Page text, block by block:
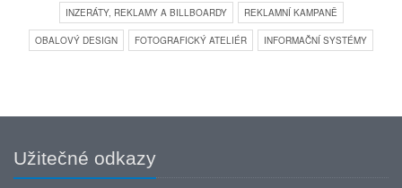
INZERÁTY, REKLAMY A BILLBOARDY REKLAMNÍ KAMPANĚ
OBALOVÝ DESIGN FOTOGRAFICKÝ ATELIÉR INFORMAČNÍ SYSTÉMY
Užitečné odkazy